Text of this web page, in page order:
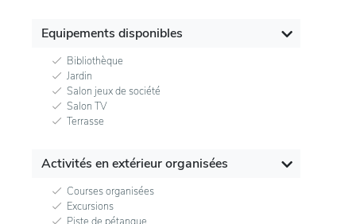
Equipements disponibles
Bibliothèque
Jardin
Salon jeux de société
Salon TV
Terrasse
Activités en extérieur organisées
Courses organisées
Excursions